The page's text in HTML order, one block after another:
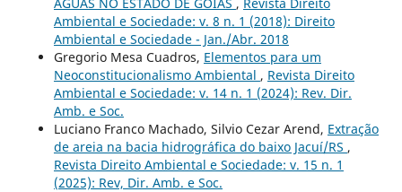
ÁGUAS NO ESTADO DE GOIÁS , Revista Direito
Ambiental e Sociedade: v. 8 n. 1 (2018): Direito
Ambiental e Sociedade - Jan./Abr. 2018
Gregorio Mesa Cuadros, Elementos para um
Neoconstitucionalismo Ambiental , Revista Direito
Ambiental e Sociedade: v. 14 n. 1 (2024): Rev. Dir.
Amb. e Soc.
Luciano Franco Machado, Silvio Cezar Arend, Extração
de areia na bacia hidrográfica do baixo Jacuí/RS ,
Revista Direito Ambiental e Sociedade: v. 15 n. 1
(2025): Rev, Dir. Amb. e Soc.